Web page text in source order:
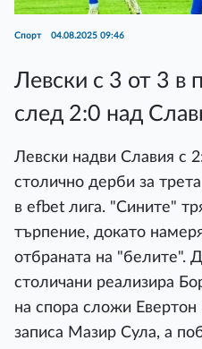
Спорт 04.08.2025 09:46
Левски с 3 от 3 в
след 2:0 над
Левски надви Славия с
столично дерби за
в efbet лига. "Сините"
търпение, докато
отбраната на "белите".
столичани реализира
на спора сложи
записа Мазир Сула, а